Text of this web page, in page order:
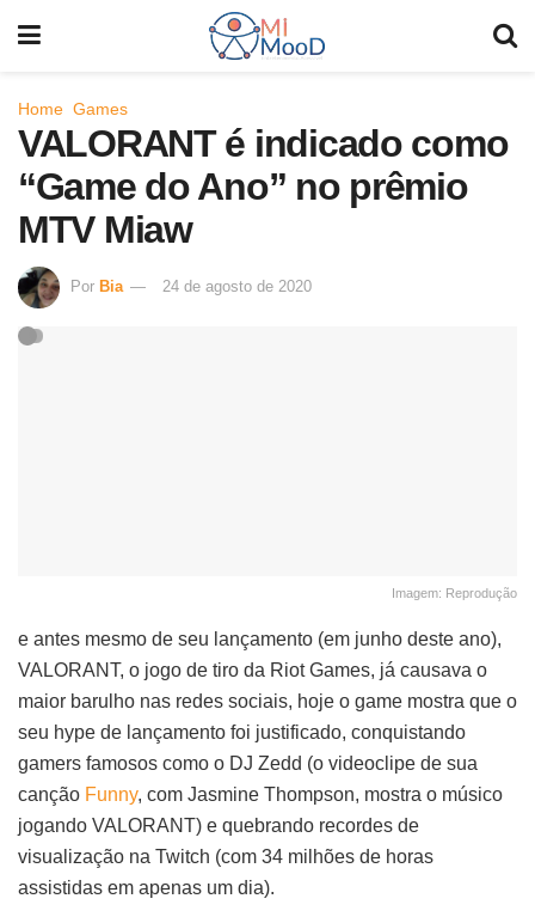
Home Games
VALORANT é indicado como
“Game do Ano” no prêmio
MTV Miaw
Por Bia 24 de agosto de 2020
Imagem: Reprodução
e antes mesmo de seu lançamento (em junho deste ano),
VALORANT, o jogo de tiro da Riot Games, já causava o
maior barulho nas redes sociais, hoje o game mostra que o
seu hype de lançamento foi justificado, conquistando
gamers famosos como o DJ Zedd (o videoclipe de sua
canção Funny, com Jasmine Thompson, mostra o músico
jogando VALORANT) e quebrando recordes de
visualização na Twitch (com 34 milhões de horas
assistidas em apenas um dia).